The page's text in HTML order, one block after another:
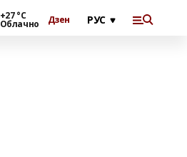
+27 °С
Облачно Дзен